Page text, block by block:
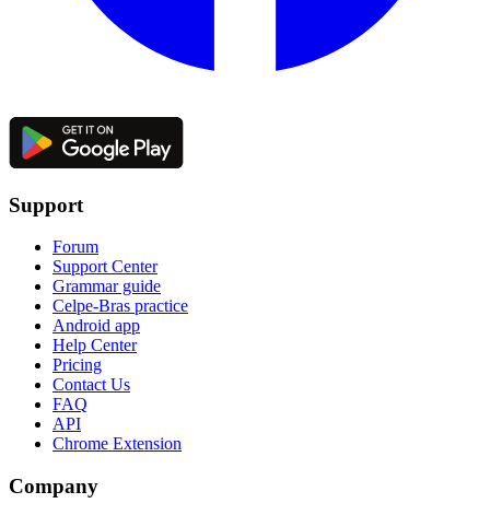
Support
Forum
Support Center
Grammar guide
Celpe-Bras practice
Android app
Help Center
Pricing
Contact Us
FAQ
API
Chrome Extension
Company